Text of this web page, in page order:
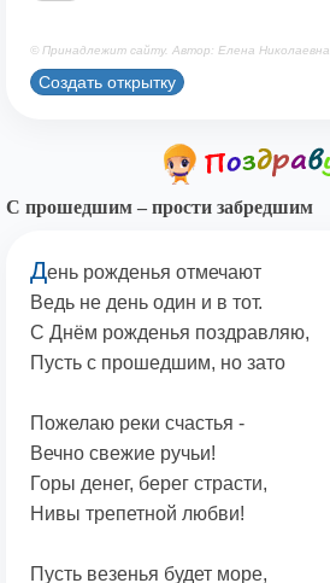
© Принадлежит сайту. Автор: Елена Николаевна
Создать открытку
С прошедшим – прости забредшим
День рожденья отмечают
Ведь не день один и в тот.
С Днём рожденья поздравляю,
Пусть с прошедшим, но зато
Пожелаю реки счастья -
Вечно свежие ручьи!
Горы денег, берег страсти,
Нивы трепетной любви!
Пусть везенья будет море,